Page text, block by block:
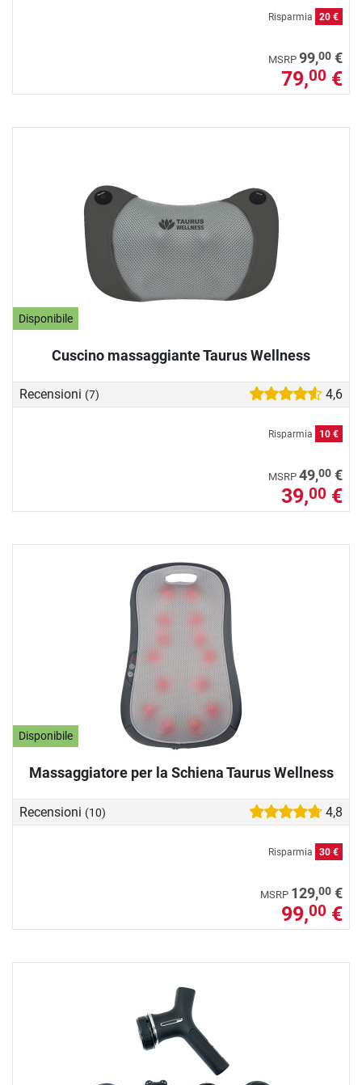
Risparmia 20 €
MSRP 99,00 €
79,00 €
Disponibile
Cuscino massaggiante Taurus Wellness
Recensioni (7) 4,6
Risparmia 10 €
MSRP 49,00 €
39,00 €
Disponibile
Massaggiatore per la Schiena Taurus Wellness
Recensioni (10) 4,8
Risparmia 30 €
MSRP 129,00 €
99,00 €